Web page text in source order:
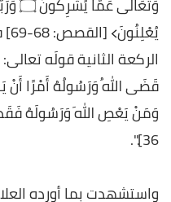
الركعة الثانية قولَه
قَضَى اللهُ وَرَسُولُهُ أَمْرًا
وَمَنْ يَعْصِ اللهَ وَرَسُولَهُ فَقَدْ
36].".
واستشهدت بما أورده